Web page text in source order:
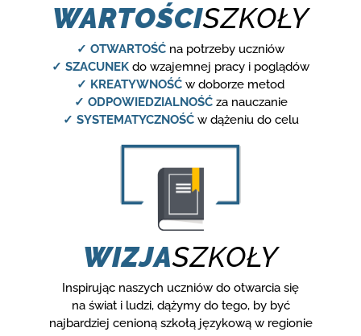
WARTOŚCISZKOŁY
✓ OTWARTOŚĆ na potrzeby uczniów
✓ SZACUNEK do wzajemnej pracy i poglądów
✓ KREATYWNOŚĆ w doborze metod
✓ ODPOWIEDZIALNOŚĆza nauczanie
✓ SYSTEMATYCZNOŚĆw dążeniu do celu
WIZJASZKOŁY
Inspirując naszych uczniów do otwarcia się
na świat i ludzi, dążymy do tego, by być
najbardziej cenioną szkołą językową w regionie